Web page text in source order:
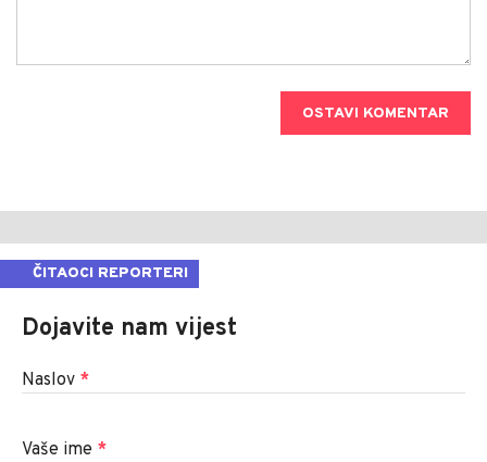
OSTAVI KOMENTAR
ČITAOCI REPORTERI
Dojavite nam vijest
Naslov *
Vaše ime *